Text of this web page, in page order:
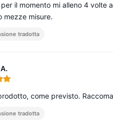
il momento mi alleno 4 volte
mezze misure.
tradotta
5
come previsto.
tradotta